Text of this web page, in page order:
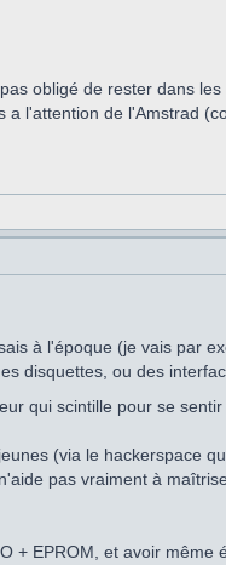
obligé de rester dans
l'attention de l'Amstrad
à l'époque (je vais par
disquettes, ou des
qui scintille pour se sentir
(via le hackerspace
pas vraiment à
+ EPROM, et avoir même